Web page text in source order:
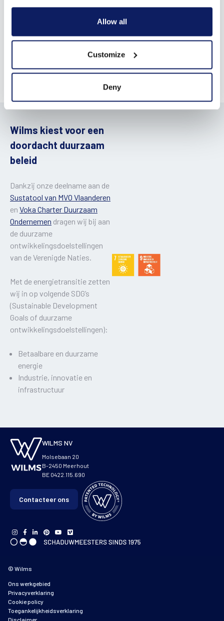
Allow all
Customize
Deny
Ontdek viaVLAIOwelke ecologiesubsidies jouw onderneming
Wilms kiest voor een
doordacht duurzaam
beleid
Dankzij onze deelname aan de
Sustatool van MVO Vlaanderen
en Voka Charter Duurzaam
Ondernemen dragen wij bij aan
de duurzame
ontwikkelingsdoelstellingen
van de Verenigde Naties.
Met de energietransitie zetten
wij in op volgende SDG’s
(Sustainable Development
Goals of duurzame
ontwikkelingsdoelstellingen):
Betaalbare en duurzame
energie
Industrie, innovatie en
infrastructuur
WILMS NV
Molsebaan 20
B-2450 Meerhout
BE 0422.115.690
Contacteer ons
© Wilms
Ons werkgebied
Privacyverklaring
Cookie policy
Toegankelijkheidsverklaring